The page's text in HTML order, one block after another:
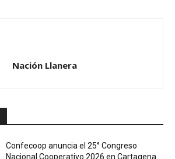
Nación Llanera
Confecoop anuncia el 25° Congreso
Nacional Cooperativo 2026 en Cartagena